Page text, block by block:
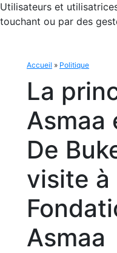
Utilisateurs et
touchant ou par des
Accueil » Politique
La
Asmaa
De
visite à
Asmaa